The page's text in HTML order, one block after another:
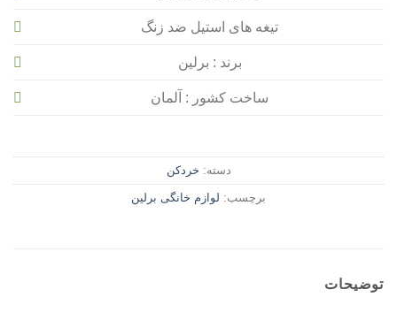
تیغه های استیل ضد زنگ
برند : برلین
ساخت کشور : آلمان
دسته: خردکن
برچسب: لوازم خانگی برلین
توضیحات